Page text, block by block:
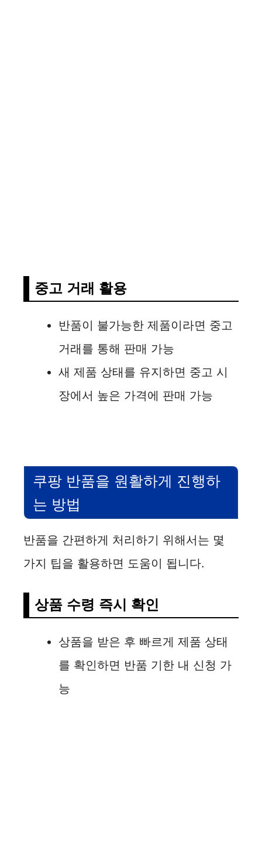
중고 거래 활용
반품이 불가능한 제품이라면 중고
거래를 통해 판매 가능
새 제품 상태를 유지하면 중고 시
장에서 높은 가격에 판매 가능
쿠팡 반품을 원활하게 진행하
는 방법
반품을 간편하게 처리하기 위해서는 몇
가지 팁을 활용하면 도움이 됩니다.
상품 수령 즉시 확인
상품을 받은 후 빠르게 제품 상태
를 확인하면 반품 기한 내 신청 가
능